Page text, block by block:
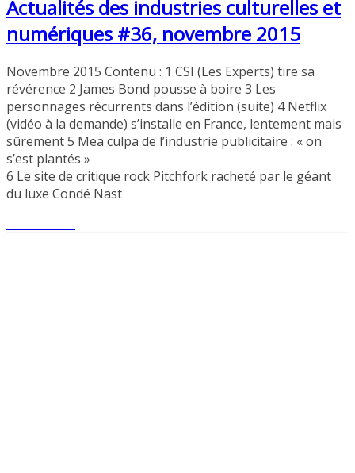
Actualités des industries culturelles et
numériques #36, novembre 2015
Novembre 2015 Contenu : 1 CSI (Les Experts) tire sa
révérence 2 James Bond pousse à boire 3 Les
personnages récurrents dans l’édition (suite) 4 Netflix
(vidéo à la demande) s’installe en France, lentement mais
sûrement 5 Mea culpa de l’industrie publicitaire : « on
s’est plantés »
6 Le site de critique rock Pitchfork racheté par le géant
du luxe Condé Nast